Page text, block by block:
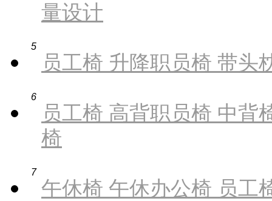
量设计
5
员工椅 升降职员椅 带头
6
员工椅 高背职员椅 中背
椅
7
午休椅 午休办公椅 员工